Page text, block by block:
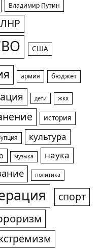
Владимир Путин
ЛНР
США
армия бюджет
дети жкх
история
культура
музыка
наука
политика
спорт